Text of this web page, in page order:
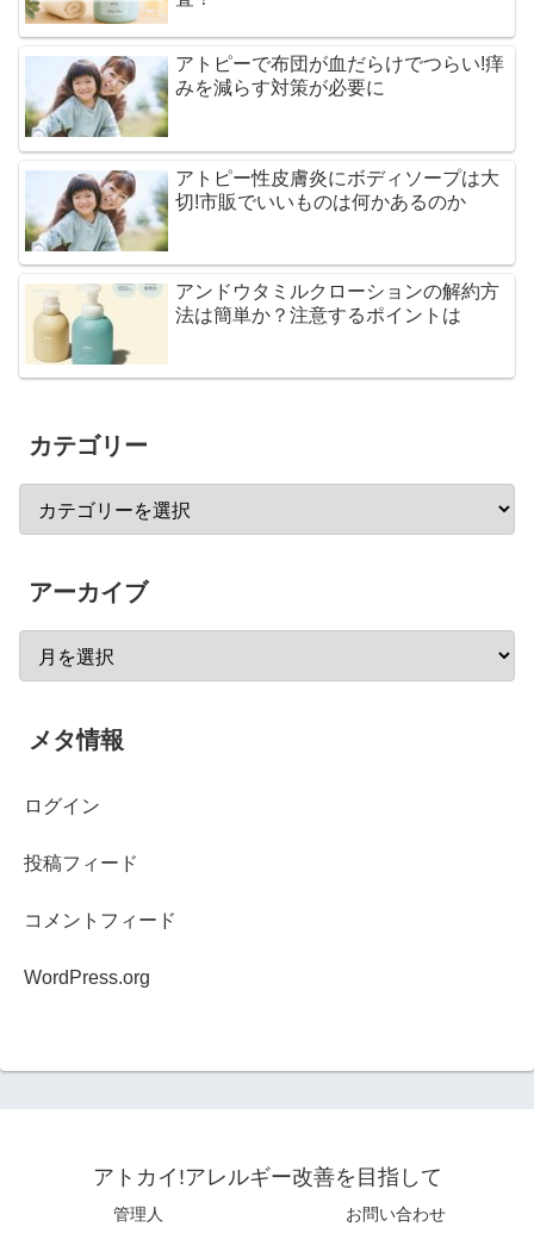
アトピーで布団が血だらけでつらい!痒
みを減らす対策が必要に
アトピー性皮膚炎にボディソープは大
切!市販でいいものは何かあるのか
アンドウタミルクローションの解約方
法は簡単か？注意するポイントは
カテゴリー
アーカイブ
メタ情報
ログイン
投稿フィード
コメントフィード
WordPress.org
アトカイ!アレルギー改善を目指して
管理人 お問い合わせ